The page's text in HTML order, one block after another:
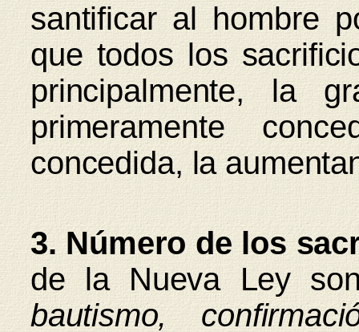
santificar al hombre
que todos los
principalmente, la
primeramente
concedida, la
3. Número de los
de la Nueva Ley
bautismo,